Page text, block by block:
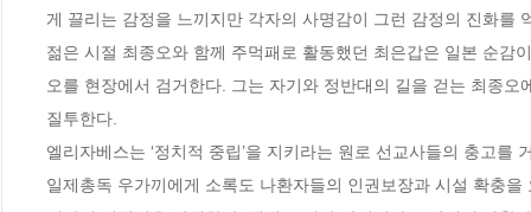
게 끌리는 감정을 느끼지만 각자의 사명감이 그런 감정의 진화를
젊은 시절 최종오와 함께 주먹패로 활동했던 최은갑은 일본 순감
오를 현장에서 검거한다. 그는 자기와 정반대의 길을 걷는 최종
질투한다.
엘리자베스는 ‘정치적 중립’을 지키라는 원로 선교사들의 충고
일제총독 우가끼에게 소록도 나환자들의 인권보장과 시설 확충